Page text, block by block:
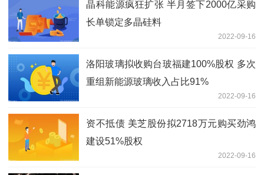
晶科能源疯狂扩张 半月签下2000亿采购
长单锁定多晶硅料
2022-09-16
洛阳玻璃拟收购台玻福建100%股权 多次
重组新能源玻璃收入占比91%
2022-09-16
资不抵债 美芝股份拟2718万元购买劲鸿
建设51%股权
2022-09-16